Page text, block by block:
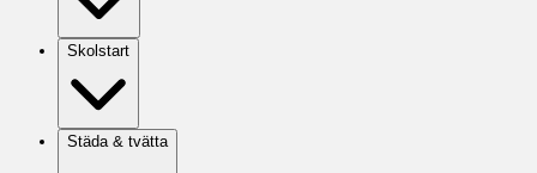
Skolstart
Städa & tvätta